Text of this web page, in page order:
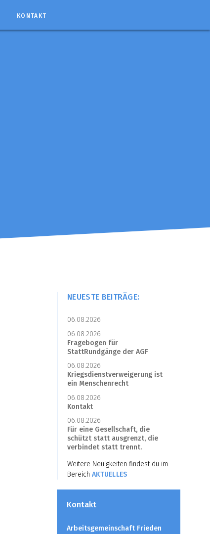
KONTAKT
NEUESTE BEITRÄGE:
06.08.2026
06.08.2026
Fragebogen für
StattRundgänge der AGF
06.08.2026
Kriegsdienstverweigerung ist
ein Menschenrecht
06.08.2026
Kontakt
06.08.2026
Für eine Gesellschaft, die
schützt statt ausgrenzt, die
verbindet statt trennt.
Weitere Neuigkeiten findest du im
Bereich AKTUELLES
Kontakt
Arbeitsgemeinschaft Frieden